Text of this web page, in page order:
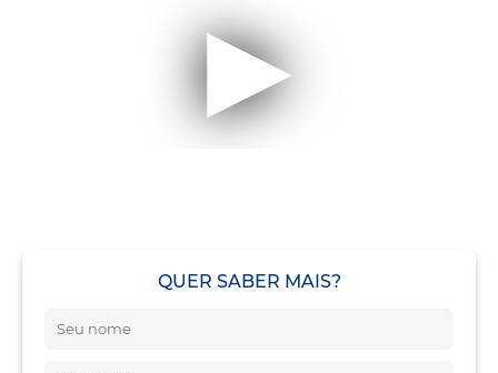
QUER SABER MAIS?